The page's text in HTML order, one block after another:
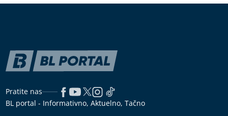
Pratite nas
BL portal - Informativno, Aktuelno, Tačno